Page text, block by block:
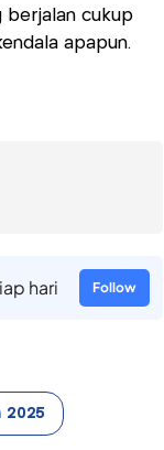
berjalan cukup
apapun.
hari Follow
2025